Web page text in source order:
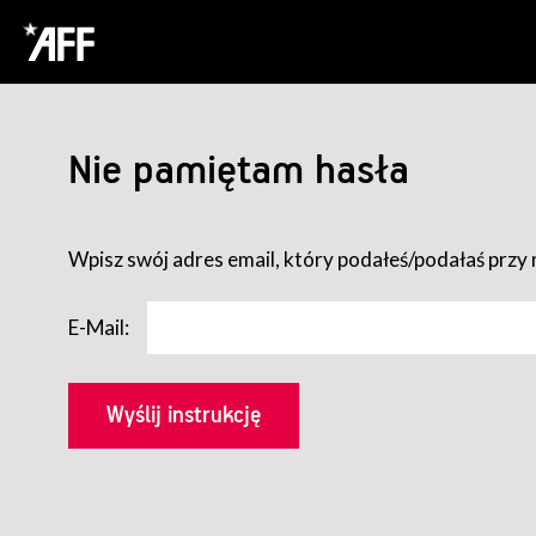
Nie pamiętam hasła
Wpisz swój adres email, który podałeś/podałaś
E-Mail: